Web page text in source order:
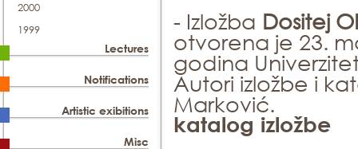
2000
1999
Lectures
Notifications
Artistic exibitions
Misc
- Izložba Dositej
otvorena je 23.
godina
Autori izložbe i
Marković.
katalog izložbe